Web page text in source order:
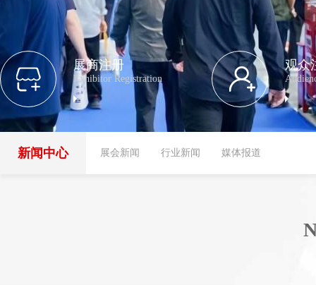
展商注册
Exhibitor Registration
观众
新闻中心 展会新闻 行业新闻 媒体报道